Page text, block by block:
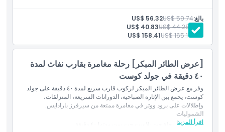
استكشاف ساحل جولد كوست ومنطقة برودواتر.
بالغ:US$ 59.74
US$ 56.32
طفل: US$ 44.28
US$ 40.83
عائلة: US$ 165.11
US$ 158.41
[عرض الطائر المبكر] رحلة مغامرة بقارب نفاث لمدة
٤٠ دقيقة في جولد كوست
وفر مع عرض الطائر المبكر لركوب قارب سريع لمدة ٤٠ دقيقة على جولد
كوست، يجمع بين الإثارة الصباحية، الدورانات السريعة، المنزلقات،
وإطلالات على برود ووتر في مغامرة ممتعة من سيرفرز بارادايس.
اقرأ المزيد
الشموليات
[٠٩:١٥ص] رحلة جت بلاست جت بوت مدتها ٤٠ دقيقة